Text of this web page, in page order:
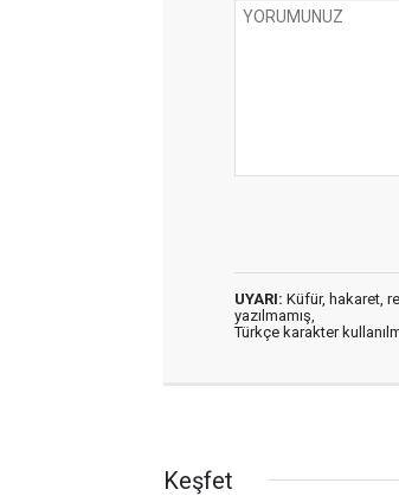
UYARI: Küfür, hakaret,
yazılmamış,
Türkçe karakter
Keşfet